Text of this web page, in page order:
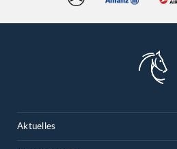
Aktuelles